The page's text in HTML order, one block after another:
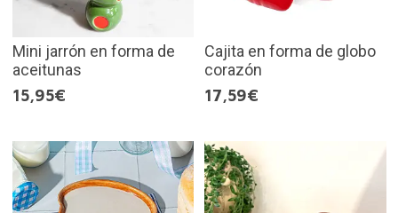
Mini jarrón en forma de
aceitunas
15,95€
Cajita en forma de globo
corazón
17,59€